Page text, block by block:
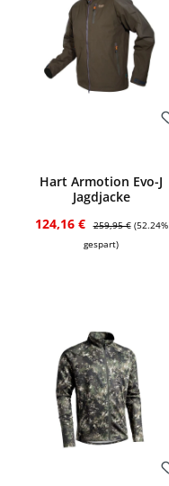
Hart Armotion Evo-J
Jagdjacke
Verkaufspreis:
124,16 € Regulärer Preis:
259,95 € (52.24%
gespart)